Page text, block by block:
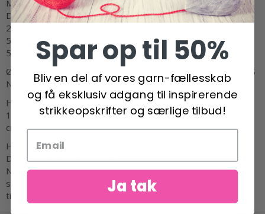
MATERIALER:
DROPS NEPAL fra Garnstudio (tilhører garngruppe C)
200 g farve 0506, mørk grå
50 g farve 0501, grå
50 g farve 2923, okker
Ønskes arbejdet ensfarvet går der med ca 250 gram DROPS
Nepal.
HÆKLEFASTHED:
18 stangmasker i bredden og 10,5 rækker i højden = 10 x 10
cm.
HÆKLENÅL:
DROPS HÆKLENÅL NR 3,5.
Nål nr er kun vejledende. Får du for mange masker på 10 cm,
skift til tykkere hæklenål. Får du for få masker på 10 cm, skift
til tyndere hæklenål.
Spar op til 50%
Bliv en del af vores garn-fællesskab
og få eksklusiv adgang til inspirerende
strikkeopskrifter og særlige tilbud!
Ja tak